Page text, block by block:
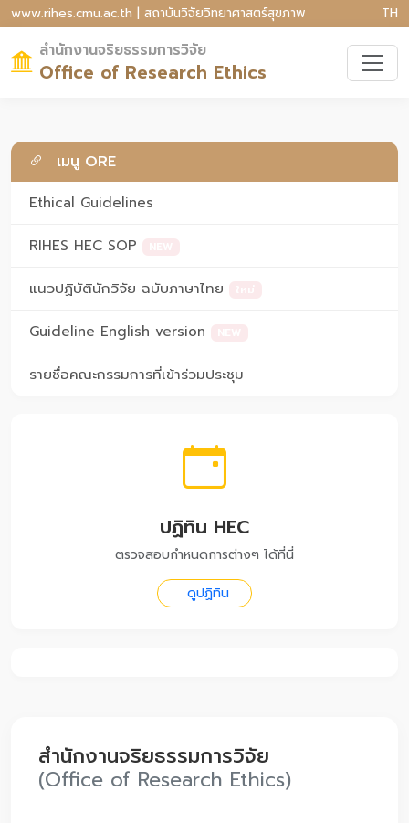
www.rihes.cmu.ac.th | สถาบันวิจัยวิทยาศาสตร์สุขภาพ TH
สำนักงานจริยธรรมการวิจัย
Office of Research Ethics
เมนู ORE
Ethical Guidelines
RIHES HEC SOP
แนวปฏิบัตินักวิจัย ฉบับภาษาไทย
Guideline English version
รายชื่อคณะกรรมการที่เข้าร่วมประชุม
ปฏิทิน HEC
ตรวจสอบกำหนดการต่างๆ ได้ที่นี่
ดูปฏิทิน
สำนักงานจริยธรรมการวิจัย
(Office of Research Ethics)